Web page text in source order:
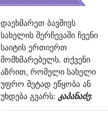
დაეხმარეთ ბავშივს
სახელის შერჩევაში ჩვენი
საიტის ერთიერთ
მომხმარებელს. თქვენი
აზრით, რომელი სახელი
უფრო მეტად ეწყობა ან
უხდება გვარს: კაპანაძე: